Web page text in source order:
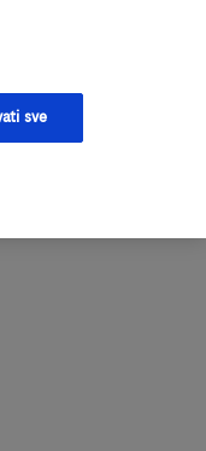
Podrška
sve